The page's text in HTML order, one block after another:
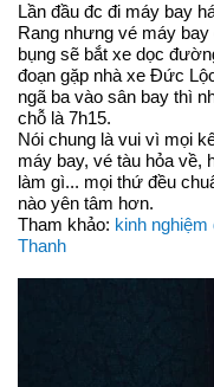
Lần đầu đc đi máy bay
Rang nhưng vé máy
bụng sẽ bắt xe dọc
đoạn gặp nhà xe Đức
ngã ba vào sân bay thì
chỗ là 7h15.
Nói chung là vui vì mọi
máy bay, vé tàu hỏa về,
làm gì... mọi thứ đều
nào yên tâm hơn.
Tham khảo: kinh nghiệm
Thanh